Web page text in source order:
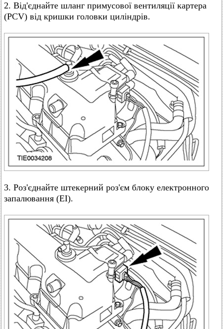
2. Від'єднайте шланг примусової вентиляції картера
(PCV) від кришки головки циліндрів.
3. Роз'єднайте штекерний роз'єм блоку електронного
запалювання (EI).